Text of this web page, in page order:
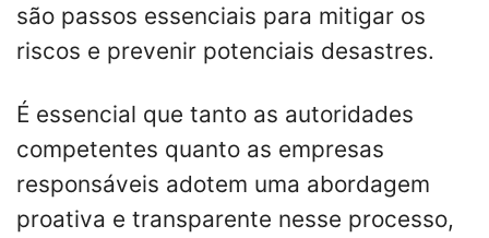
são passos essenciais para mitigar os
riscos e prevenir potenciais desastres.
É essencial que tanto as autoridades
competentes quanto as empresas
responsáveis adotem uma abordagem
proativa e transparente nesse processo,